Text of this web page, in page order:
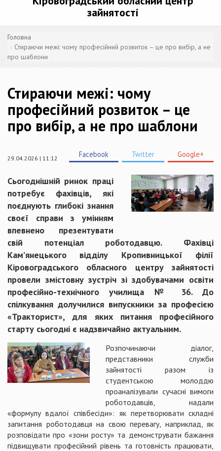
зайнятості
Головна
Стираючи межі: чому професійний розвиток – це про вибір, а не
про шаблони
Стираючи межі: чому
професійний розвиток – це
про вибір, а не про шаблони
29.04.2026 | 11:12 Facebook Twitter Google+
Сьогоднішній ринок праці
потребує фахівців, які
поєднують глибокі знання
своєї справи з умінням
впевнено презентувати
свій потенціал роботодавцю. Фахівці
Кам’янецького відділу Кропивницької філії
Кіровоградського обласного центру зайнятості
провели змістовну зустріч зі здобувачами освіти
професійно-технічного училища № 36. До
спілкування долучилися випускники за професією
«Тракторист», для яких питання професійного
старту сьогодні є надзвичайно актуальним.
Розпочинаючи діалог,
представники служби
зайнятості разом із
студентською молоддю
проаналізували сучасні вимоги
роботодавців, надали
«формулу вдалої співбесіди»: як перетворювати складні
запитання роботодавця на свою перевагу, наприклад, як
розповідати про «зони росту» та демонструвати бажання
підвищувати професійний рівень та готовність працювати,